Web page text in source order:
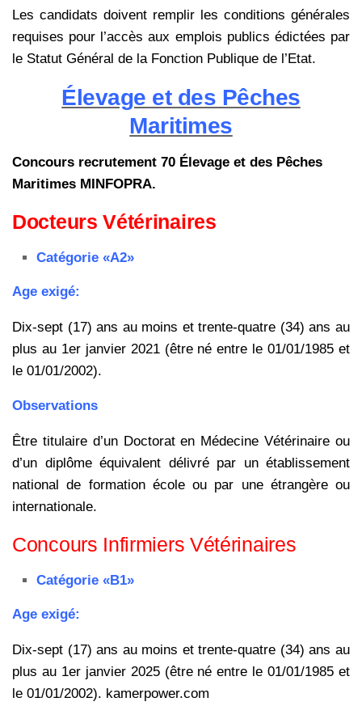
Les candidats doivent remplir les conditions générales
requises pour l’accèsaux emplois publics édictées par
le Statut Général de la Fonction Publique de l’Etat.
Élevage et des Pêches
Maritimes
Concours recrutement 70 Élevage et des Pêches
Maritimes MINFOPRA.
Docteurs Vétérinaires
Catégorie «A2»
Age exigé:
Dix-sept (17) ans au moins et trente-quatre (34) ans au
plus au 1er janvier 2021 (être né entre le 01/01/1985 et
le 01/01/2002).
Observations
Être titulaire d’un Doctorat en Médecine Vétérinaire ou
d’un diplôme équivalent délivré par un établissement
national de formation école ou par une étrangère ou
internationale.
Concours Infirmiers Vétérinaires
Catégorie «B1»
Age exigé:
Dix-sept (17) ans au moins et trente-quatre (34) ans au
plus au 1er janvier 2025 (être né entre le 01/01/1985 et
le 01/01/2002). kamerpower.com